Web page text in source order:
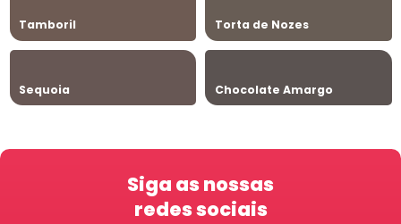
Tamboril Torta de Nozes
Sequoia Chocolate Amargo
Siga as nossas
redes sociais